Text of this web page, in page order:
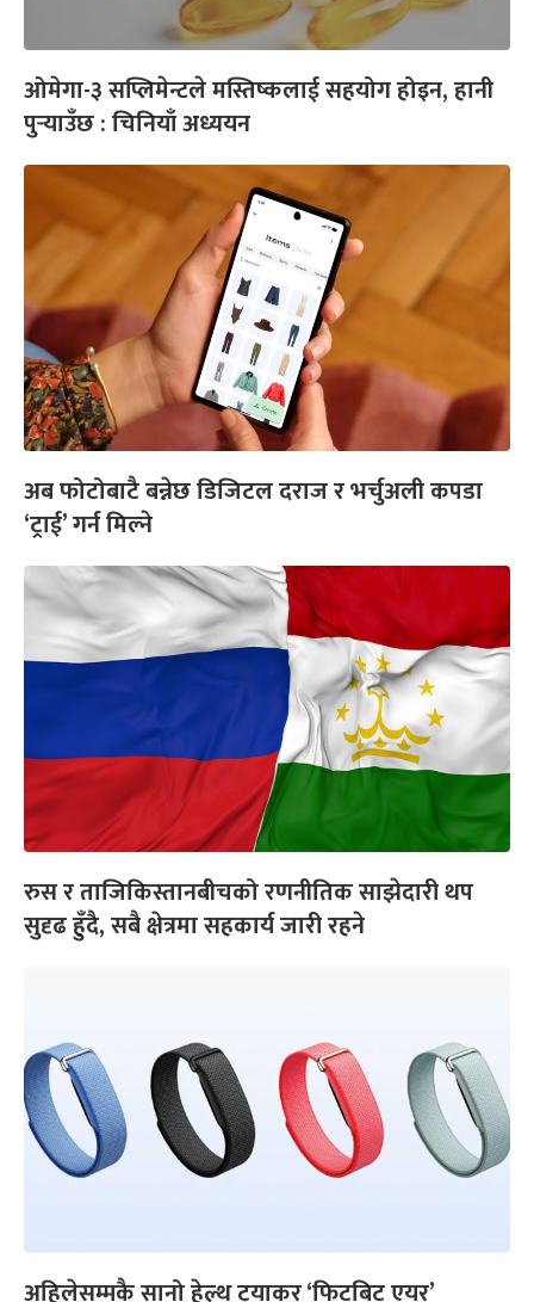
ओमेगा-३ सप्लिमेन्टले मस्तिष्कलाई सहयोग होइन, हानी
पुर्‍याउँछ : चिनियाँ अध्ययन
अब फोटोबाटै बन्नेछ डिजिटल दराज र भर्चुअली कपडा
‘ट्राई’ गर्न मिल्ने
रुस र ताजिकिस्तानबीचको रणनीतिक साझेदारी थप
सुदृढ हुँदै, सबै क्षेत्रमा सहकार्य जारी रहने